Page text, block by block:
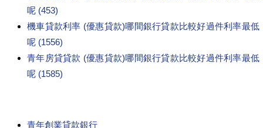
呢 (453)
機車貸款利率 (優惠貸款)哪間銀行貸款比較好過件利率最低
呢 (1556)
青年房貸貸款 (優惠貸款)哪間銀行貸款比較好過件利率最低
呢 (1585)
青年創業貸款銀行